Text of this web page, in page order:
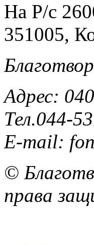
На Р/c
351005,
Адрес:
Тел.044-
E-mail:
©
права